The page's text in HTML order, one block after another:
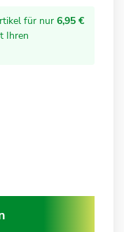
für nur 6,95 €
Ihren